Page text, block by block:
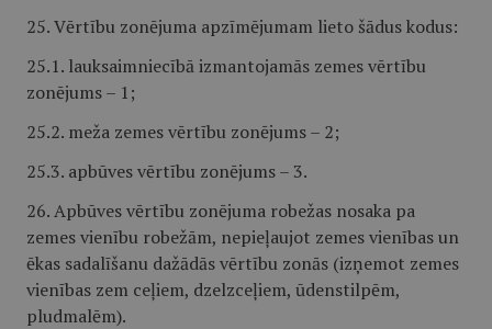
25. Vērtību zonējuma apzīmējumam lieto šādus kodus:
25.1. lauksaimniecībā izmantojamās zemes vērtību
zonējums – 1;
25.2. meža zemes vērtību zonējums – 2;
25.3. apbūves vērtību zonējums – 3.
26. Apbūves vērtību zonējuma robežas nosaka pa
zemes vienību robežām, nepieļaujot zemes vienības un
ēkas sadalīšanu dažādās vērtību zonās (izņemot zemes
vienības zem ceļiem, dzelzceļiem, ūdenstilpēm,
pludmalēm).